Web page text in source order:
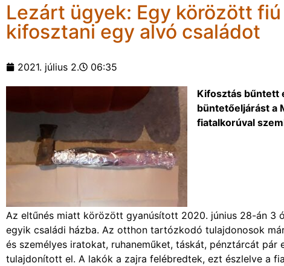
Lezárt ügyek: Egy körözött
kifosztani egy alvó családot
2021. július 2. 06:35
Kifosztás bűntett
büntetőeljárást a
fiatalkorúval
Az eltűnés miatt körözött gyanúsított 2020. június 28-án 3
egyik családi házba. Az otthon tartózkodó tulajdonosok
és személyes iratokat, ruhaneműket, táskát, pénztárcát
tulajdonított el. A lakók a zajra felébredtek, ezt észlelve a